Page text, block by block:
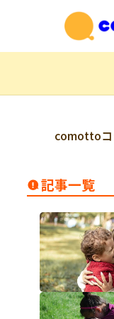
comottoコ
記事一覧